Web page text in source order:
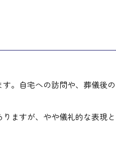
す。自宅への訪問や、葬儀後の
ますが、やや儀礼的な表現と